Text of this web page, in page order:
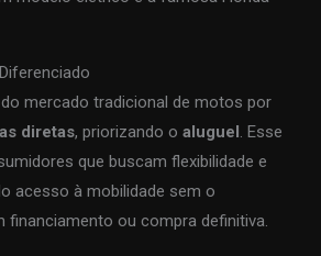
mercado tradicional de motos por
diretas, priorizando oaluguel. Esse
que buscam flexibilidade e
acesso à mobilidade sem o
financiamento ou compra definitiva.